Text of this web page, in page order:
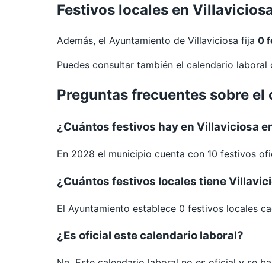
Festivos locales en
Además, el Ayuntamiento de Villaviciosa fija 0
Puedes consultar también el calendario laboral
Preguntas frecuentes sobre
¿Cuántos festivos hay en Villaviciosa
En 2028 el municipio cuenta con 10 festivos
¿Cuántos festivos locales tiene
El Ayuntamiento establece 0 festivos locales
¿Es oficial este calendario laboral?